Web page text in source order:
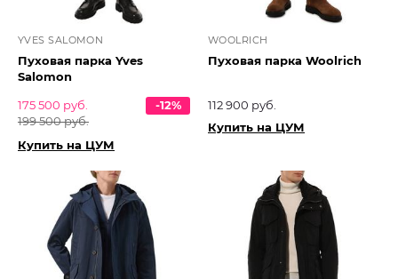
YVES SALOMON
Пуховая парка Yves
Salomon
175 500 руб.
199 500 руб.
-12%
Купить на ЦУМ
WOOLRICH
Пуховая парка Woolrich
112 900 руб.
Купить на ЦУМ